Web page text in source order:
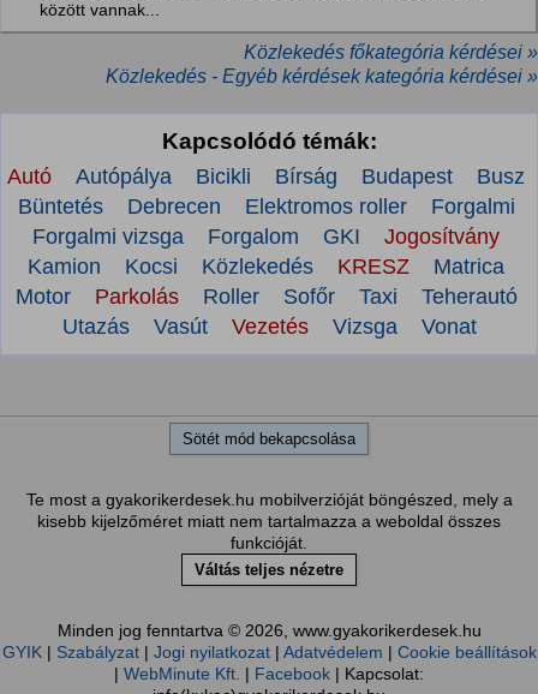
között vannak...
Közlekedés főkategória kérdései »
Közlekedés - Egyéb kérdések kategória kérdései »
Kapcsolódó témák:
Autó Autópálya Bicikli Bírság Budapest
Busz
Büntetés
Debrecen Elektromos roller
Forgalmi
Forgalmi vizsga
Forgalom GKI
Jogosítvány
Kamion
Kocsi Közlekedés KRESZ
Matrica
Motor
Parkolás Roller Sofőr Taxi
Teherautó
Utazás
Vasút Vezetés Vizsga Vonat
Sötét mód bekapcsolása
Te most a gyakorikerdesek.hu mobilverzióját böngészed, mely a
kisebb kijelzőméret miatt nem tartalmazza a weboldal összes
funkcióját.
Váltás teljes nézetre
Minden jog fenntartva © 2026, www.gyakorikerdesek.hu
GYIK| Szabályzat| Jogi nyilatkozat| Adatvédelem | Cookie beállítások
| WebMinute Kft. | Facebook | Kapcsolat: